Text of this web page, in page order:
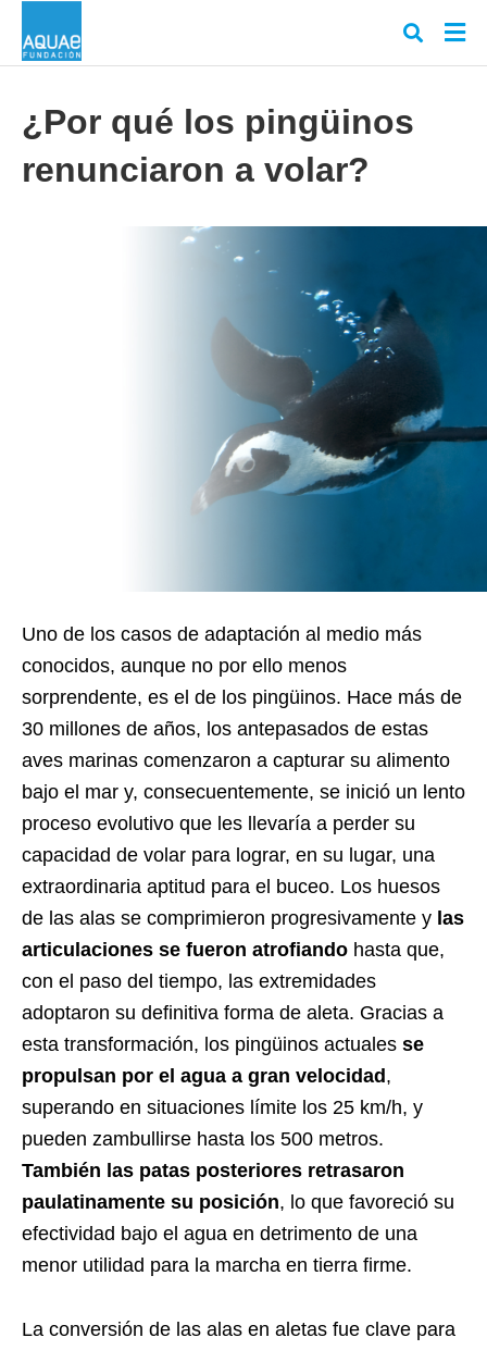
y
¿Por qué los pingüinos
renunciaron a volar?
Uno de los casos de adaptación al medio más
conocidos, aunque no por ello menos
sorprendente, es el de los pingüinos. Hace más de
30 millones de años, los antepasados de estas
aves marinas comenzaron a capturar su alimento
bajo el mar y, consecuentemente, se inició un lento
proceso evolutivo que les llevaría a perder su
capacidad de volar para lograr, en su lugar, una
extraordinaria aptitud para el buceo. Los huesos
de las alas se comprimieron progresivamente y las
articulaciones se fueron atrofiando hasta que,
con el paso del tiempo, las extremidades
adoptaron su definitiva forma de aleta. Gracias a
esta transformación, los pingüinos actuales se
propulsan por el agua a gran velocidad ,
superando en situaciones límite los 25 km/h, y
pueden zambullirse hasta los 500 metros.
También las patas posteriores retrasaron
paulatinamente su posición, lo que favoreció su
efectividad bajo el agua en detrimento de una
menor utilidad para la marcha en tierra firme.
La conversión de las alas en aletas fue clave para